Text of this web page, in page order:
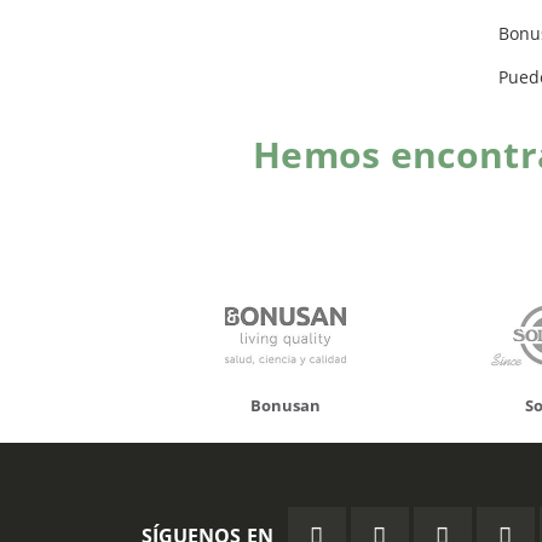
Hemos
Solgar Hifas
SÍGUENOS EN